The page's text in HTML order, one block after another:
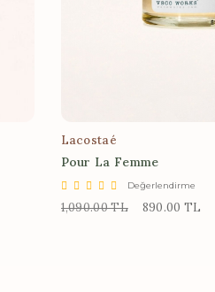
Lacostaé
Pour La Femme
Değerlendirme
1,090.00 TL 890.00 TL